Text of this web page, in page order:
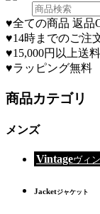
♥全ての商品 返品
♥14時までのご注
♥15,000円以上送
♥ラッピング無料
商品カテゴリ
メンズ
Vintageヴィ
Jacketジャケット